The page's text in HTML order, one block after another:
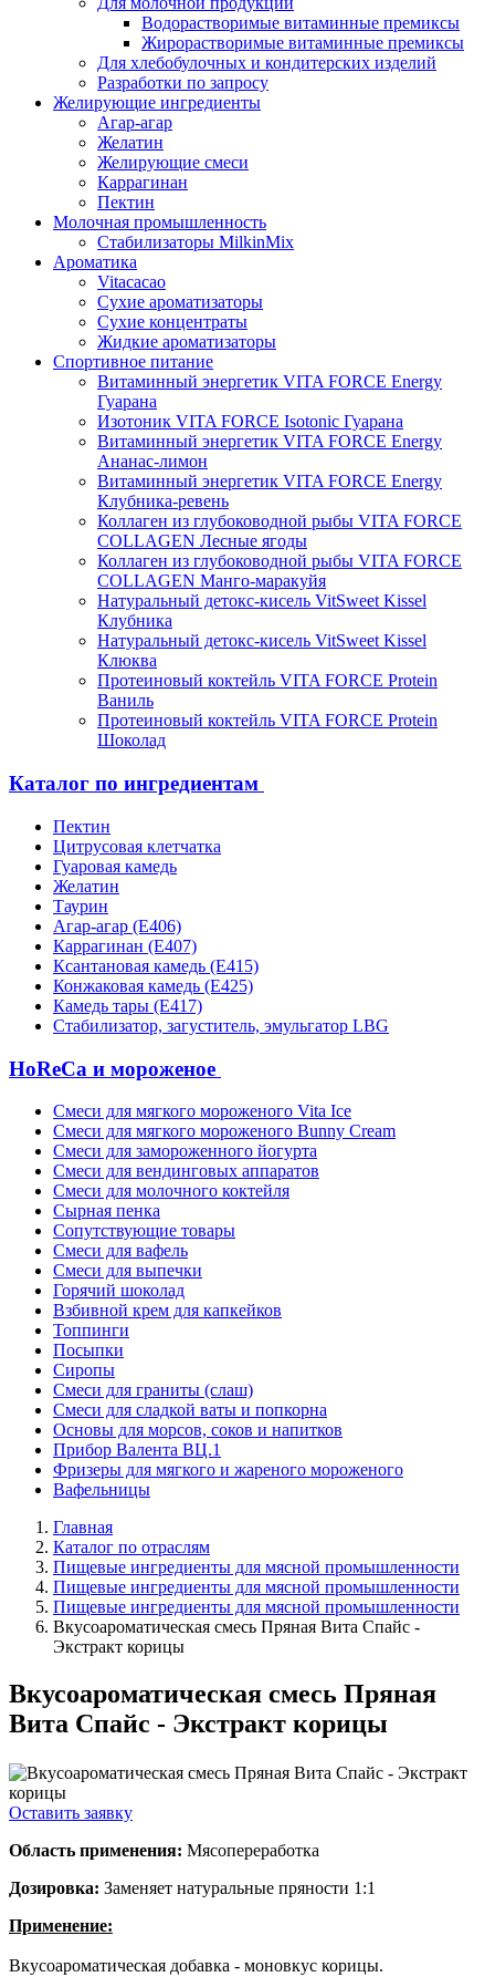
Водорастворимые витаминные премиксы
Жирорастворимые витаминные премиксы
Для хлебобулочных и кондитерских изделий
Разработки по запросу
Желирующие ингредиенты
Агар-агар
Желатин
Желирующие смеси
Каррагинан
Пектин
Молочная промышленность
Стабилизаторы MilkinMix
Ароматика
Vitacacao
Сухие ароматизаторы
Сухие концентраты
Жидкие ароматизаторы
Спортивное питание
Витаминный энергетик VITA FORCE Energy
Гуарана
Изотоник VITA FORCE Isotonic Гуарана
Витаминный энергетик VITA FORCE Energy
Ананас-лимон
Витаминный энергетик VITA FORCE Energy
Клубника-ревень
Коллаген из глубоководной рыбы VITA FORCE
COLLAGEN Лесные ягоды
Коллаген из глубоководной рыбы VITA FORCE
COLLAGEN Манго-маракуйя
Натуральный детокс-кисель VitSweet Kissel
Клубника
Натуральный детокс-кисель VitSweet Kissel
Клюква
Протеиновый коктейль VITA FORCE Protein
Ваниль
Протеиновый коктейль VITA FORCE Protein
Шоколад
Каталог по ингредиентам
Пектин
Цитрусовая клетчатка
Гуаровая камедь
Желатин
Таурин
Агар-агар (Е406)
Каррагинан (Е407)
Ксантановая камедь (Е415)
Конжаковая камедь (Е425)
Камедь тары (Е417)
Стабилизатор, загуститель, эмульгатор LBG
HoReCa и мороженое
Смеси для мягкого мороженого Vita Ice
Смеси для мягкого мороженого Bunny Cream
Смеси для замороженного йогурта
Смеси для вендинговых аппаратов
Смеси для молочного коктейля
Сырная пенка
Сопутствующие товары
Смеси для вафель
Смеси для выпечки
Горячий шоколад
Взбивной крем для капкейков
Топпинги
Посыпки
Сиропы
Смеси для граниты (слаш)
Смеси для сладкой ваты и попкорна
Основы для морсов, соков и напитков
Прибор Валента ВЦ.1
Фризеры для мягкого и жареного мороженого
Вафельницы
Главная
Каталог по отраслям
Пищевые ингредиенты для мясной промышленности
Пищевые ингредиенты для мясной промышленности
Пищевые ингредиенты для мясной промышленности
Вкусоароматическая смесь Пряная Вита Спайс -
Экстракт корицы
Вкусоароматическая смесь Пряная
Вита Спайс - Экстракт корицы
Оставить заявку
Область применения: Мясопереработка
Дозировка: Заменяет натуральные пряности 1:1
Применение:
Вкусоароматическая добавка - моновкус корицы.